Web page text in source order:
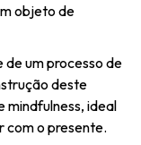
objeto de
de um processo de
deste
mindfulness, ideal
com o presente.